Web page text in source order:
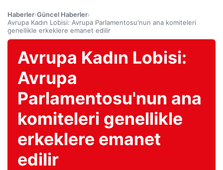
Haberler›Güncel Haberler›
Avrupa Kadın Lobisi: Avrupa Parlamentosu'nun ana komiteleri
genellikle erkeklere emanet edilir
Avrupa Kadın Lobisi:
Avrupa
Parlamentosu'nun ana
komiteleri genellikle
erkeklere emanet
edilir